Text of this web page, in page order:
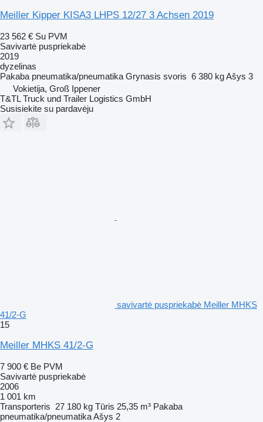
Meiller Kipper KISA3 LHPS 12/27 3 Achsen 2019
23 562 € Su PVM
Savivartė puspriekabė
2019
dyzelinas
Pakaba pneumatika/pneumatika Grynasis svoris 6 380 kgAšys 3
Vokietija, Groß Ippener
T&TL Truck und Trailer Logistics GmbH
Susisiekite su pardavėju
savivartė puspriekabė Meiller MHKS
41/2-G
15
Meiller MHKS 41/2-G
7 900 € Be PVM
Savivartė puspriekabė
2006
1 001 km
Transporteris 27 180 kg Tūris 25,35 m³ Pakaba
pneumatika/pneumatikaAšys 2